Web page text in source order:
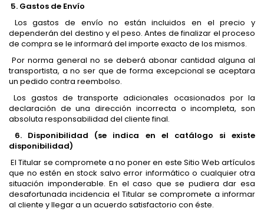
5. Gastos de Envío
Los gastos de envío no están incluidos en el precio y
dependerán del destino y el peso. Antes de finalizar el proceso
de compra se le informará del importe exacto de los mismos.
Por norma general no se deberá abonar cantidad alguna al
transportista, a no ser que de forma excepcional se aceptara
un pedido contra reembolso.
Los gastos de transporte adicionales ocasionados por la
declaración de una dirección incorrecta o incompleta, son
absoluta responsabilidad del cliente final.
6. Disponibilidad (se indica en el catálogo si existe
disponibilidad)
El Titular se compromete a no poner en este Sitio Web artículos
que no estén en stock salvo error informático o cualquier otra
situación imponderable. En el caso que se pudiera dar esa
desafortunada incidencia el Titular se compromete a informar
al cliente y llegar a un acuerdo satisfactorio con éste.